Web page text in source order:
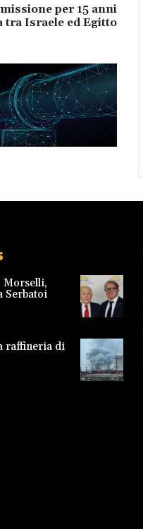
per 15 anni
tra Israele ed Egitto
Morselli,
Serbatoi
raffineria di